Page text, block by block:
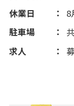
休業日
8
駐車場
求人